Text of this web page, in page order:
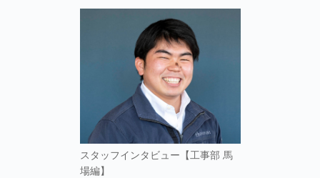
スタッフインタビュー【工事部 馬
場編】